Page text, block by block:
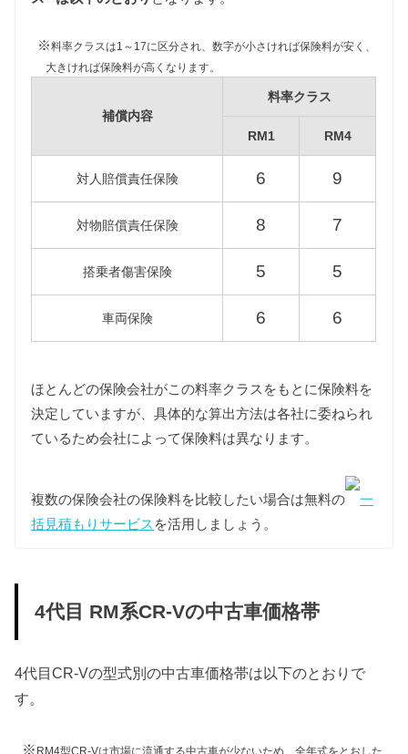
型式 標準税額
RM1
重量税
CR-Vは1500〜2000kgの課税クラスに該当します。
RM4 16,400円
車検代行料金、一般消耗品の交換費用などを含め車
検費用を50,000円としています。
責の金額は10,775円となります。
提条件として、基本情報で説明した型式ごとの使用
※料率クラスは1～17に区分され、数字が小さければ保険料が安く、
大きければ保険料が高くなります。
補償内容
料率クラス
RM1 RM4
対人賠償責任保険 6 9
対物賠償責任保険 8 7
搭乗者傷害保険 5 5
車両保険 6 6
ほとんどの保険会社がこの料率クラスをもとに保険料を
決定していますが、具体的な算出方法は各社に委ねられ
ているため会社によって保険料は異なります。
複数の保険会社の保険料を比較したい場合は無料の
一
括見積もりサービス を活用しましょう。
4代目 RM系CR-Vの中古車価格帯
4代目CR-Vの型式別の中古車価格帯は以下のとおりで
す。
※ RM4型CR-Vは市場に流通する中古車が少ないため、全年式をとおした